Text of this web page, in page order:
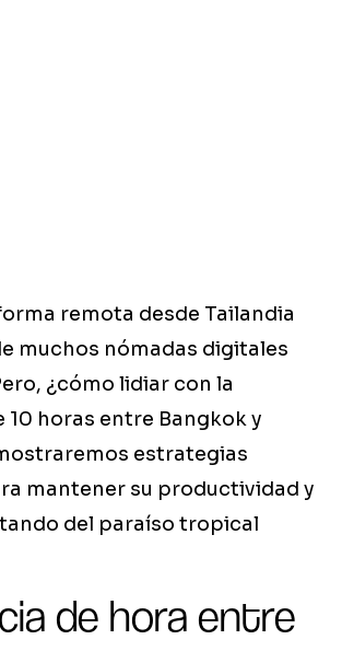
remota desde Tailandia
muchos nómadas digitales
¿cómo lidiar con la
10 horas entre Bangkok y
estrategias
mantener su productividad y
del paraíso tropical
de hora entre